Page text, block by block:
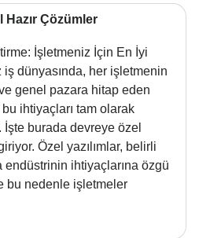
Çözümler
İşletmeniz İçin En İyi
dünyasında, her işletmenin
ve genel pazara hitap eden
bu ihtiyaçları tam olarak
İşte burada devreye özel
Özel yazılımlar, belirli
endüstrinin ihtiyaçlarına özgü
bu nedenle işletmeler